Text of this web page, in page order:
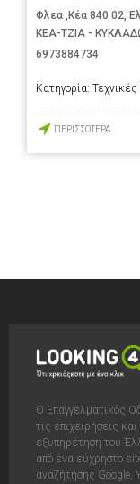
Φλεα ,Κέα 840 02,
ΚΕΑ-ΤΖΙΑ -
6973884734
Κατηγορία:
ΠΕΡΙΣΣΟΤΕΡΑ
Ο Επαγγελματικός
τις επιχειρήσεις
εξυπηρέτηση του
από ένα εύχρηστο
αναζήτησης Google,